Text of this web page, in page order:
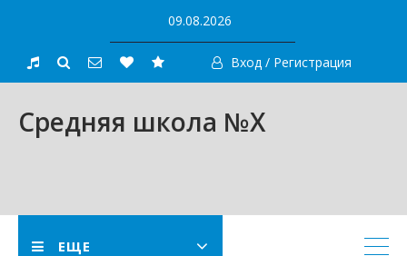
content
09.08.2026
Вход / Регистрация
Средняя школа №X
ЕЩЕ